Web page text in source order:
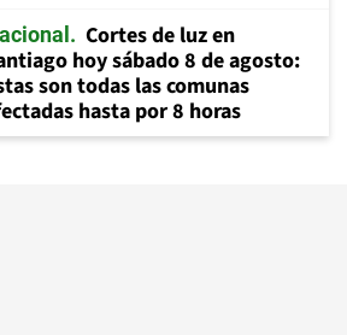
Cortes de luz en
hoy sábado 8 de agosto:
son todas las comunas
hasta por 8 horas